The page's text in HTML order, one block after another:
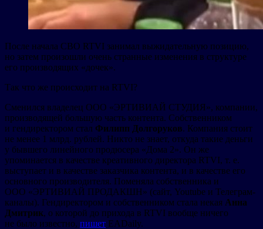
После начала СВО RTVI занимал выжидательную позицию,
но затем произошли очень странные изменения в структуре
его производящих «дочек».
Так что же происходит на RTVI?
Сменился владелец ООО «ЭРТИВИАЙ СТУДИЯ», компании,
производящей большую часть контента. Собственником
и гендиректором стал Филипп Долгоруков. Компания стоит
не менее 1 млрд. рублей. Никто не знает, откуда такие деньги
у бывшего линейного продюсера «Дома 2». Он же
упоминается в качестве креативного директора RTVI, т. е.
выступает и в качестве заказчика контента, и в качестве его
основного производителя. Поменяла собственника и
ООО «ЭРТИВИАЙ ПРОДАКШН» (сайт, Youtube и Телеграм-
каналы). Гендиректором и собственником стала некая Анна
Дмитрик, о которой до прихода в RTVI вообще ничего
не было известно, пишет EADaily.